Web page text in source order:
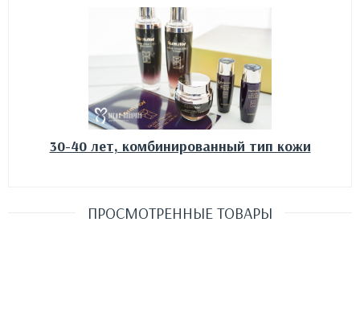
30-40 лет, комбинированный тип кожи
ПРОСМОТРЕННЫЕ ТОВАРЫ